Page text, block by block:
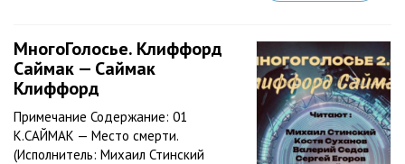
МногоГолосье. Клиффорд
Саймак — Саймак
Клиффорд
Примечание Содержание: 01
К.САЙМАК — Место смерти.
(Исполнитель: Михаил Стинский